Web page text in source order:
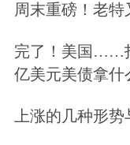
弱势群体，
制约大股东
周末重磅！老特
完了！美国……
亿美元美债拿什
上涨的几种形势